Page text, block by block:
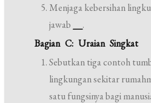
Menjaga kebersihan
jawab
.
Bagian C: Uraian Singkat
Sebutkan tiga contoh
lingkungan sekitar
satu fungsinya bagi